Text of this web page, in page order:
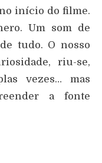
início do filme.
Um som de
tudo. O nosso
riu-se,
vezes… mas
a fonte